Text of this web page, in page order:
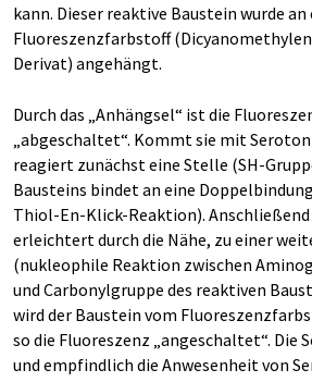
kann. Dieser reaktive Baustein wurde an
Fluoreszenzfarbstoff
Derivat) angehängt.
Durch das „Anhängsel“ ist die
„abgeschaltet“. Kommt sie mit
reagiert zunächst eine Stelle (SH-
Bausteins bindet an eine
Thiol-En-Klick-Reaktion).
erleichtert durch die Nähe, zu einer
(nukleophile Reaktion zwischen
und Carbonylgruppe des reaktiven
wird der Baustein vom
so die Fluoreszenz „angeschaltet“. Die
und empfindlich die Anwesenheit von